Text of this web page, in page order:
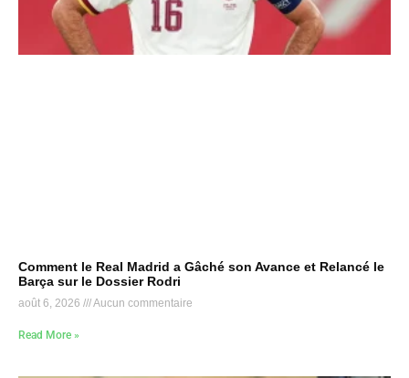
Comment le Real Madrid a Gâché son Avance et Relancé le
Barça sur le Dossier Rodri
août 6, 2026 Aucun commentaire
Read More »